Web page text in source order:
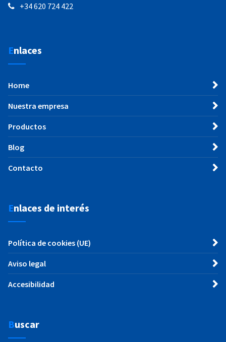
+34 620 724 422
Enlaces
Home
Nuestra empresa
Productos
Blog
Contacto
Enlaces de interés
Política de cookies (UE)
Aviso legal
Accesibilidad
Buscar